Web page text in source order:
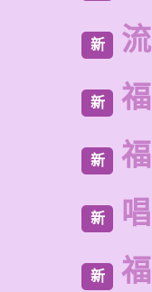
新
新
新
新
新